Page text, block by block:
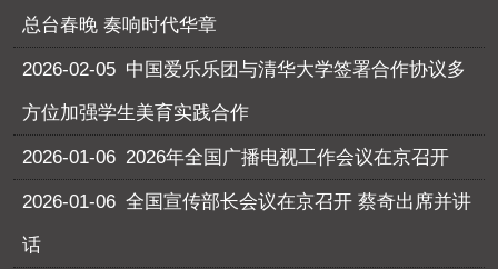
总台春晚 奏响时代华章
2026-02-05 中国爱乐乐团与清华大学签署合作协议多
方位加强学生美育实践合作
2026-01-06 2026年全国广播电视工作会议在京召开
2026-01-06 全国宣传部长会议在京召开 蔡奇出席并讲
话